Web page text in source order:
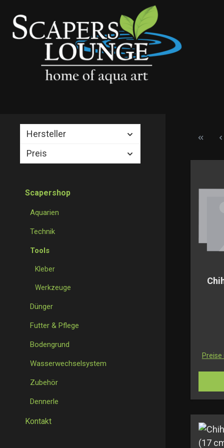
Zur Hauptnavigation springen
Hersteller
Preis
Scapershop
Aquarien
Technik
Tools
Kleber
Werkzeuge
Dünger
Futter & Pflege
Bodengrund
Wasserwechselsystem
Zubehör
Dennerle
Kontakt